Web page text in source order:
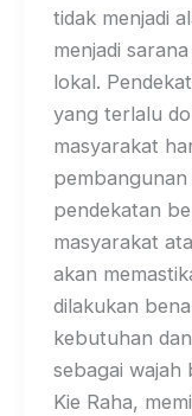
tidak menjadi
menjadi
lokal.
yang terlalu
masyarakat
pembangunan
pendekatan
masyarakat
akan
dilakukan
kebutuhan
sebagai
Kie Raha,